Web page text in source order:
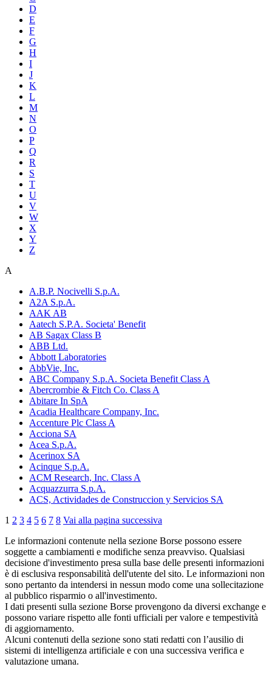
D
E
F
G
H
I
J
K
L
M
N
O
P
Q
R
S
T
U
V
W
X
Y
Z
A
A.B.P. Nocivelli S.p.A.
A2A S.p.A.
AAK AB
Aatech S.P.A. Societa' Benefit
AB Sagax Class B
ABB Ltd.
Abbott Laboratories
AbbVie, Inc.
ABC Company S.p.A. Societa Benefit Class A
Abercrombie & Fitch Co. Class A
Abitare In SpA
Acadia Healthcare Company, Inc.
Accenture Plc Class A
Acciona SA
Acea S.p.A.
Acerinox SA
Acinque S.p.A.
ACM Research, Inc. Class A
Acquazzurra S.p.A.
ACS, Actividades de Construccion y Servicios SA
1 2 3 4 5 6 7 8 Vai alla pagina successiva
Le informazioni contenute nella sezione Borse possono essere
soggette a cambiamenti e modifiche senza preavviso. Qualsiasi
decisione d'investimento presa sulla base delle presenti informazioni
è di esclusiva responsabilità dell'utente del sito. Le informazioni non
sono pertanto da intendersi in nessun modo come una sollecitazione
al pubblico risparmio o all'investimento.
I dati presenti sulla sezione Borse provengono da diversi exchange e
possono variare rispetto alle fonti ufficiali per valore e tempestività
di aggiornamento.
Alcuni contenuti della sezione sono stati redatti con l’ausilio di
sistemi di intelligenza artificiale e con una successiva verifica e
valutazione umana.